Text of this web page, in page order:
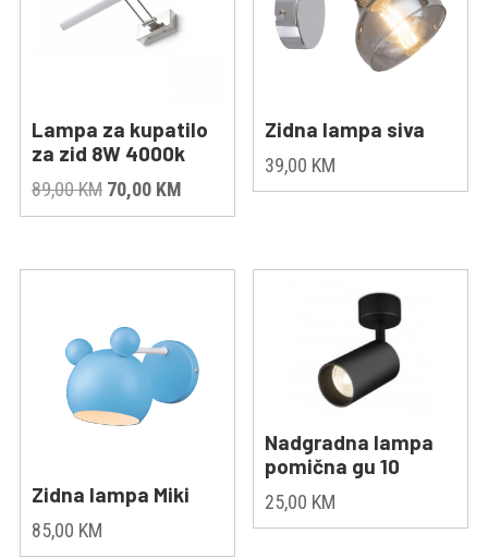
Lampa za kupatilo
za zid 8W 4000k
89,00KM Original
price
89,00 KM.
70,00 KMCurrent
price
70,00 KM.
Zidna lampa siva
39,00 KM
Zidna lampa Miki
85,00 KM
Nadgradna lampa
pomična gu 10
25,00 KM